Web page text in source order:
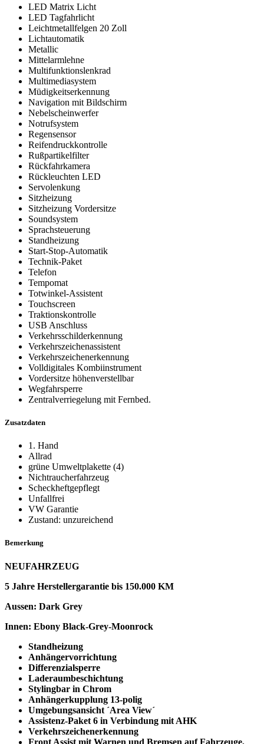
LED Matrix Licht
LED Tagfahrlicht
Leichtmetallfelgen 20 Zoll
Lichtautomatik
Metallic
Mittelarmlehne
Multifunktionslenkrad
Multimediasystem
Müdigkeitserkennung
Navigation mit Bildschirm
Nebelscheinwerfer
Notrufsystem
Regensensor
Reifendruckkontrolle
Rußpartikelfilter
Rückfahrkamera
Rückleuchten LED
Servolenkung
Sitzheizung
Sitzheizung Vordersitze
Soundsystem
Sprachsteuerung
Standheizung
Start-Stop-Automatik
Technik-Paket
Telefon
Tempomat
Totwinkel-Assistent
Touchscreen
Traktionskontrolle
USB Anschluss
Verkehrsschilderkennung
Verkehrszeichenassistent
Verkehrszeichenerkennung
Volldigitales Kombiinstrument
Vordersitze höhenverstellbar
Wegfahrsperre
Zentralverriegelung mit Fernbed.
Zusatzdaten
1. Hand
Allrad
grüne Umweltplakette (4)
Nichtraucherfahrzeug
Scheckheftgepflegt
Unfallfrei
VW Garantie
Zustand: unzureichend
Bemerkung
NEUFAHRZEUG
5 Jahre Herstellergarantie bis 150.000 KM
Aussen: Dark Grey
Innen: Ebony Black-Grey-Moonrock
Standheizung
Anhängervorrichtung
Differenzialsperre
Laderaumbeschichtung
Stylingbar in Chrom
Anhängerkupplung 13-polig
Umgebungsansicht ´Area View´
Assistenz-Paket 6 in Verbindung mit AHK
Verkehrszeichenerkennung
Front Assist mit Warnen und Bremsen auf Fahrzeuge,